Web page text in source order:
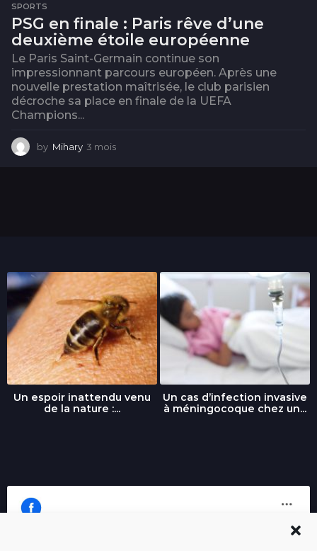
SPORTS
PSG en finale : Paris rêve d’une
deuxième étoile européenne
Le Paris Saint-Germain continue son
impressionnant parcours européen. Après une
nouvelle prestation maîtrisée, le club parisien
décroche sa place en finale de la UEFA
Champions...
by Mihary 3 mois
Un espoir inattendu venu
de la nature :...
Un cas d’infection invasive
à méningocoque chez un...